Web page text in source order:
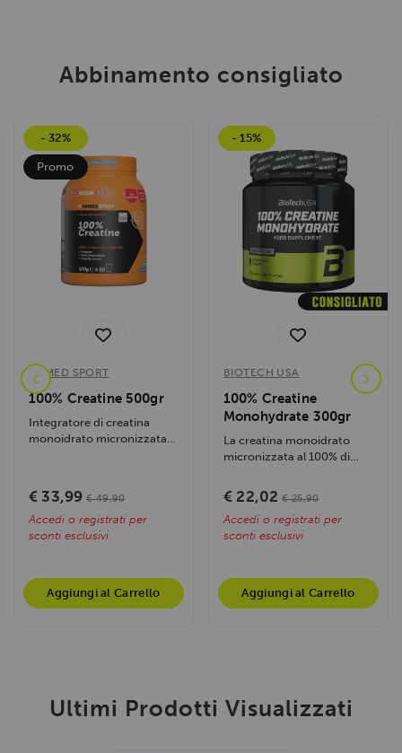
Abbinamento consigliato
- 32%
Promo
NAMED SPORT
100% Creatine 500gr
Integratore di creatina
monoidrato micronizzata
€ 33,99 € 49,90
Accedi o registrati per
sconti esclusivi
Aggiungi al Carrello
- 15%
BIOTECH USA
100% Creatine
Monohydrate 300gr
La creatina monoidrato
micronizzata al 100% di
grado...
€ 22,02 € 25,90
Accedi o registrati per
sconti esclusivi
Aggiungi al Carrello
Ultimi Prodotti Visualizzati